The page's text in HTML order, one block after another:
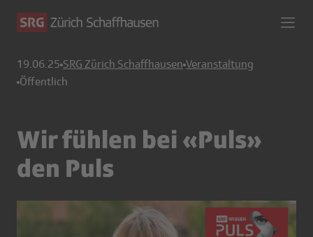
19.06.25 SRG Zürich Schaffhausen Veranstaltung
Öffentlich
Wir fühlen bei «Puls»
den Puls